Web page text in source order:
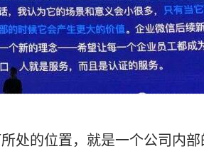
处的位置，就是一个公司内